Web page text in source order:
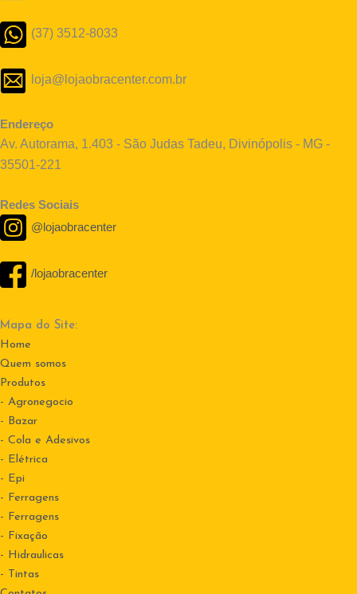
(37) 3512-8033
loja@lojaobracenter.com.br
Endereço
Av. Autorama, 1.403 - São Judas Tadeu, Divinópolis - MG -
35501-221
Redes Sociais
@lojaobracenter
/lojaobracenter
Mapa do Site:
Home
Quem somos
Produtos
- Agronegocio
- Bazar
- Cola e Adesivos
- Elétrica
- Epi
- Ferragens
- Ferragens
- Fixação
- Hidraulicas
- Tintas